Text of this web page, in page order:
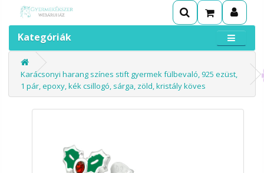
Kategóriák
Karácsonyi harang színes stift gyermek fülbevaló, 925 ezüst,
1 pár, epoxy, kék csillogó, sárga, zöld, kristály köves